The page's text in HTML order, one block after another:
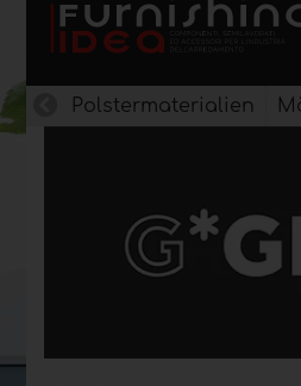
Polstermaterialien